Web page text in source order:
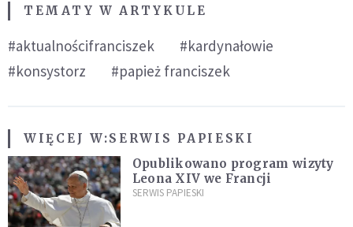
TEMATY W ARTYKULE
#aktualnościfranciszek
#kardynałowie
#konsystorz
#papież franciszek
WIĘCEJ W:SERWIS PAPIESKI
Opublikowano program wizyty
Leona XIV we Francji
SERWIS PAPIESKI